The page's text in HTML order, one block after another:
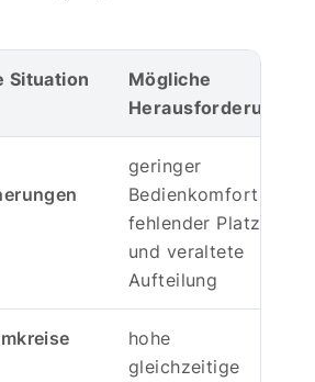
Situation
Mögliche
Herausforderung
geringer
Bedienkomfort,
fehlender Platz
und veraltete
Aufteilung
hohe
gleichzeitige